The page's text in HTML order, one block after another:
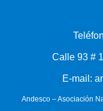
Calle 93 #
E-mail:
Andesco – Asociación